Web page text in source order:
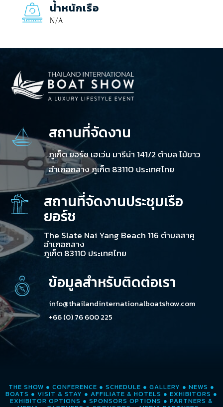
น้ำหนักเรือ
N/A
สถานที่จัดงาน
ภูเก็ต ยอร์ช เฮเว่น มารีน่า 141/2 ตำบล ไม้ขาว
อำเภอถลาง ภูเก็ต 83110 ประเทศไทย
สถานที่จัดงานประชุมเรือ
ยอร์ช
The Slate Nai Yang Beach 116 ตำบลสาคู
อำเภอถลาง
ภูเก็ต 83110 ประเทศไทย
ข้อมูลสำหรับติดต่อเรา
info@thailandinternationalboatshow.com
+66 (0) 76 600 225
THE SHOW ● CONFERENCE ● SCHEDULE ● GALLERY ● NEWS ●
BOATS ● VISIT & STAY ● AFFILIATE & HOTELS ● EXHIBITORS ●
EXHIBITOR OPTIONS ● SPONSORS OPTIONS ● PARTNERS &